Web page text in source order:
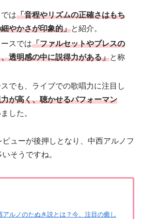
は「音程やリズムの正確さはもち
やかさが印象的」と紹介。
スでは「ファルセットやブレスの
透明感の中に説得力がある」と称
でも、ライブでの歌唱力に注目し
が高く、聴かせるパフォーマン
した。
ューが後押しとなり、中西アルノフ
そうですね。
アルノのたぬき説とは？今、注目の癒し